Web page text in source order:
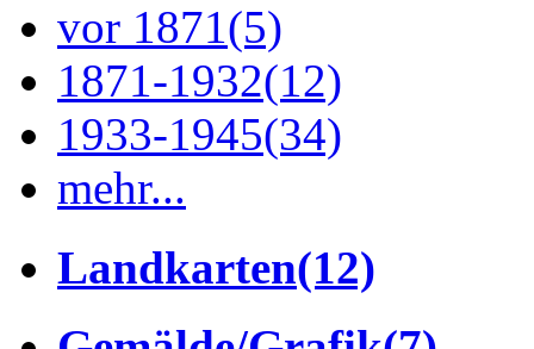
vor 1871(5)
1871-1932(12)
1933-1945(34)
mehr...
Landkarten(12)